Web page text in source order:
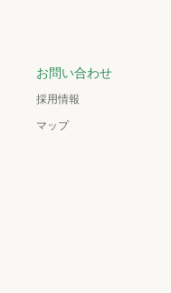
お問い合わせ
採用情報
マップ